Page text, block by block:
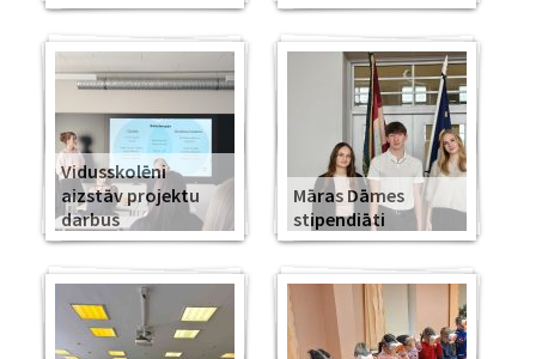
Vidusskolēni
aizstāv projektu
darbus
Māras Dāmes
stipendiāti